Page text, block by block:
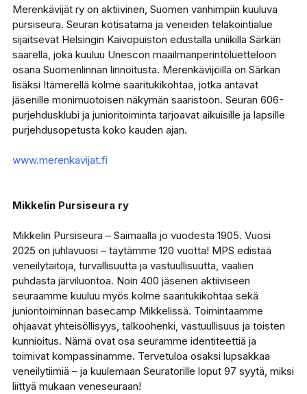
Merenkävijät ry on aktiivinen, Suomen vanhimpiin kuuluva
pursiseura. Seuran kotisatama ja veneiden telakointialue
sijaitsevat Helsingin Kaivopuiston edustalla uniikilla Särkän
saarella, joka kuuluu Unescon maailmanperintöluetteloon
osana Suomenlinnan linnoitusta. Merenkävijöillä on Särkän
lisäksi Itämerellä kolme saaritukikohtaa, jotka antavat
jäsenille monimuotoisen näkymän saaristoon. Seuran 606-
purjehdusklubi ja junioritoiminta tarjoavat aikuisille ja lapsille
purjehdusopetusta koko kauden ajan.
www.merenkavijat.fi
Mikkelin Pursiseura ry
Mikkelin Pursiseura – Saimaalla jo vuodesta 1905. Vuosi
2025 on juhlavuosi – täytämme 120 vuotta! MPS edistää
veneilytaitoja, turvallisuutta ja vastuullisuutta, vaalien
puhdasta järviluontoa. Noin 400 jäsenen aktiiviseen
seuraamme kuuluu myös kolme saaritukikohtaa sekä
junioritoiminnan basecamp Mikkelissä. Toimintaamme
ohjaavat yhteisöllisyys, talkoohenki, vastuullisuus ja toisten
kunnioitus. Nämä ovat osa seuramme identiteettiä ja
toimivat kompassinamme. Tervetuloa osaksi lupsakkaa
veneilytiimiä – ja kuulemaan Seuratorille loput 97 syytä, miksi
liittyä mukaan veneseuraan!